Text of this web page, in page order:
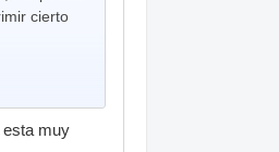
cierto
esta muy